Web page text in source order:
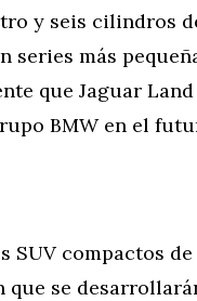
y seis cilindros
series más
que Jaguar
BMW en el
SUV compactos
se